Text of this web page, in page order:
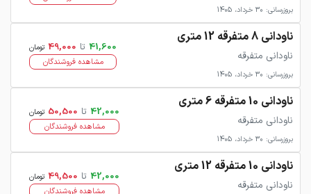
بروزرسانی: 30 خرداد، 1405
ناودانی 8 متفرقه 12 متری
ناودانی متفرقه
بروزرسانی: 30 خرداد، 1405
41,600 تا 49,000 تومان
مشاهده فروشندگان
ناودانی 10 متفرقه 6 متری
ناودانی متفرقه
بروزرسانی: 30 خرداد، 1405
42,000 تا 50,500 تومان
مشاهده فروشندگان
ناودانی 10 متفرقه 12 متری
ناودانی متفرقه
42,000 تا 49,500 تومان
مشاهده فروشندگان